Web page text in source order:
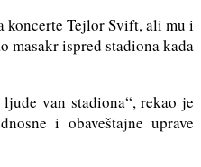
koncerte Tejlor Svift, ali mu i
masakr ispred stadiona kada
van stadiona“, rekao je
i obaveštajne uprave